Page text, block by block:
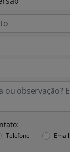
Telefone Email